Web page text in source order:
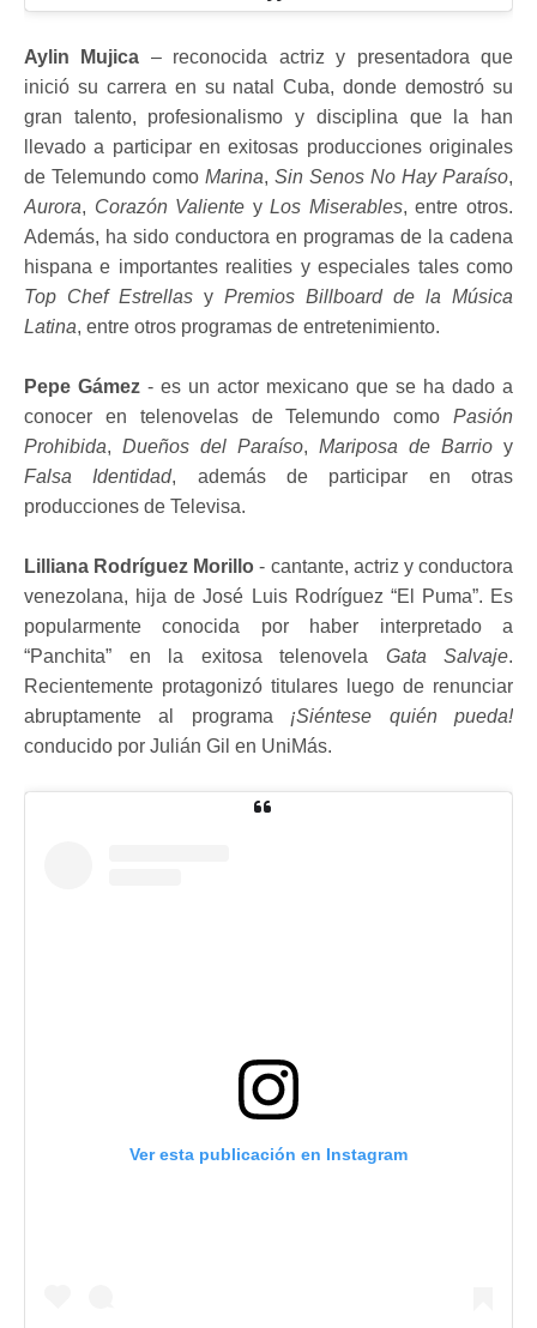
Aylin Mujica – reconocida actriz y presentadora que
inició su carrera en su natal Cuba, donde demostró su
gran talento, profesionalismo y disciplina que la han
llevado a participar en exitosas producciones originales
de Telemundo como Marina, Sin Senos No Hay Paraíso,
Aurora, Corazón Valiente yLos Miserables, entre otros.
Además, ha sido conductora en programas de la cadena
hispana e importantes realities y especiales tales como
Top Chef Estrellas y Premios Billboard de la Música
Latina, entre otros programas de entretenimiento.
Pepe Gámez - es un actor mexicano que se ha dado a
conocer en telenovelas de Telemundo como Pasión
Prohibida, Dueños del Paraíso, Mariposa de Barrio y
Falsa Identidad, además de participar en otras
producciones de Televisa.
Lilliana Rodríguez Morillo - cantante, actriz y conductora
venezolana, hija de José Luis Rodríguez “El Puma”. Es
popularmente conocida por haber interpretado a
“Panchita” en la exitosa telenovela Gata Salvaje.
Recientemente protagonizó titulares luego de renunciar
abruptamente al programa ¡Siéntese quién pueda!
conducido por Julián Gil en UniMás.
Ver esta publicación en Instagram